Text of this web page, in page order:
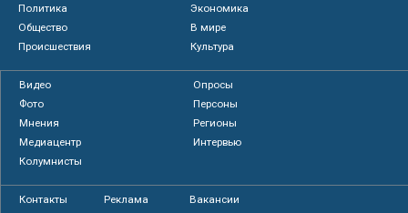
Политика
Экономика
Общество
В мире
Происшествия
Культура
Видео
Опросы
Фото
Персоны
Мнения
Регионы
Медиацентр
Интервью
Колумнисты
Контакты Реклама Вакансии